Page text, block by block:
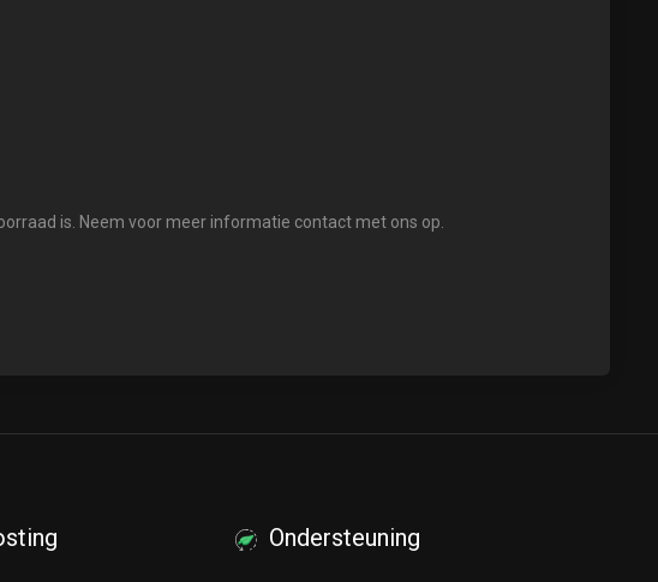
is. Neem voor meer informatie contact met ons op.
Ondersteuning